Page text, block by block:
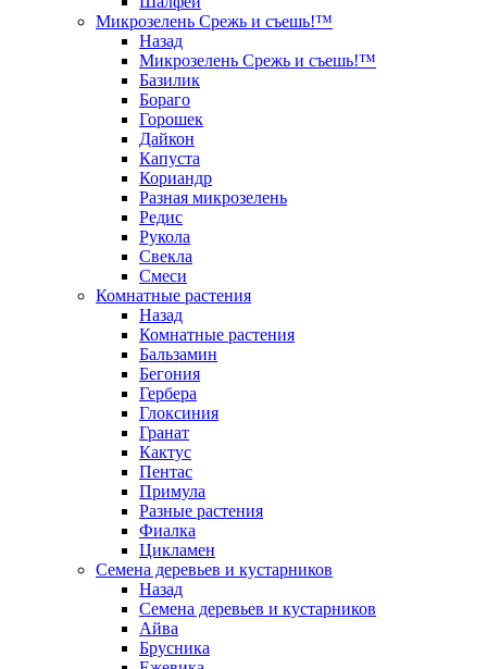
Микрозелень Срежь и съешь!™
Назад
Микрозелень Срежь и съешь!™
Базилик
Бораго
Горошек
Дайкон
Капуста
Кориандр
Разная микрозелень
Редис
Рукола
Свекла
Смеси
Комнатные растения
Назад
Комнатные растения
Бальзамин
Бегония
Гербера
Глоксиния
Гранат
Кактус
Пентас
Примула
Разные растения
Фиалка
Цикламен
Семена деревьев и кустарников
Назад
Семена деревьев и кустарников
Айва
Брусника